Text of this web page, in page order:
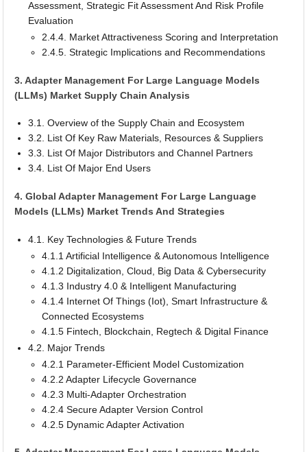
Assessment, Strategic Fit Assessment And Risk Profile
Evaluation
2.4.4. Market Attractiveness Scoring and Interpretation
2.4.5. Strategic Implications and Recommendations
3. Adapter Management For Large Language Models
(LLMs) Market Supply Chain Analysis
3.1. Overview of the Supply Chain and Ecosystem
3.2. List Of Key Raw Materials, Resources & Suppliers
3.3. List Of Major Distributors and Channel Partners
3.4. List Of Major End Users
4. Global Adapter Management For Large Language
Models (LLMs) Market Trends And Strategies
4.1. Key Technologies & Future Trends
4.1.1 Artificial Intelligence & Autonomous Intelligence
4.1.2 Digitalization, Cloud, Big Data & Cybersecurity
4.1.3 Industry 4.0 & Intelligent Manufacturing
4.1.4 Internet Of Things (Iot), Smart Infrastructure &
Connected Ecosystems
4.1.5 Fintech, Blockchain, Regtech & Digital Finance
4.2. Major Trends
4.2.1 Parameter-Efficient Model Customization
4.2.2 Adapter Lifecycle Governance
4.2.3 Multi-Adapter Orchestration
4.2.4 Secure Adapter Version Control
4.2.5 Dynamic Adapter Activation